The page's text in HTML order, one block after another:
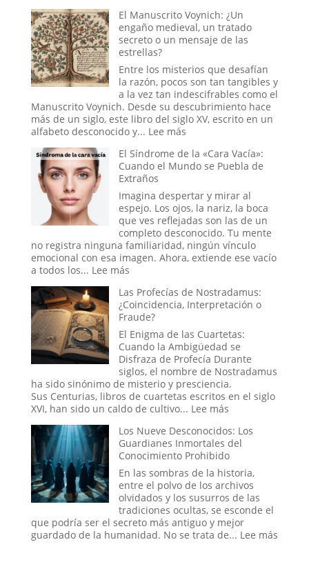
el
Cielo
Abre
Compuertas:
El
Misterio
y
la
Ciencia
las
Lluvias
Animales
El Manuscrito Voynich: ¿Un
engaño medieval, un tratado
secreto o un mensaje de las
estrellas?
Entre los misterios que desafían
la razón, pocos son tan tangibles y
a la vez tan indescifrables como el
Manuscrito Voynich. Desde su descubrimiento hace
más de un siglo, este libro del siglo XV, escrito en un
alfabeto desconocido y... Lee más:
Manuscrito
Voynich:
engaño
medieval,
un
tratado
secreto
o
de
las
El Síndrome de la «Cara Vacía»:
Cuando el Mundo se Puebla de
Extraños
Imagina despertar y mirar al
espejo. Los ojos, la nariz, la boca
que ves reflejadas son las de un
completo desconocido. Tu mente
no registra ninguna familiaridad, ningún vínculo
emocional con esa imagen. Ahora, extiende ese vacío
a todos los... Lee más:
Síndrome
de
la
«Cara
Vacía»:
Cuando
el
Mundo
se
Puebla
Extraños
Las Profecías de Nostradamus:
¿Coincidencia, Interpretación o
Fraude?
El Enigma de las Cuartetas:
Cuando la Ambigüedad se
Disfraza de Profecía Durante
siglos, el nombre de Nostradamus
ha sido sinónimo de misterio y presciencia.
Sus Centurias, libros de cuartetas escritos en el siglo
XVI, han sido un caldo de cultivo... Lee más:
Profecías
de
Nostradamus:
¿Coincidencia,
Interpretación
o
Fraude?
Los Nueve Desconocidos: Los
Guardianes Inmortales del
Conocimiento Prohibido
En las sombras de la historia,
entre el polvo de los archivos
olvidados y los susurros de las
tradiciones ocultas, se esconde el
que podría ser el secreto más antiguo y mejor
guardado de la humanidad. No se trata de... Lee más: